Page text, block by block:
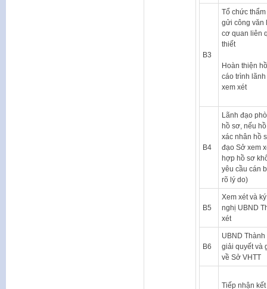
B3
Tổ chức
gửi công văn
cơ quan liên
thiết
Hoàn thiện
cáo trình
xem xét
B4
Lãnh đạo
hồ sơ, nếu
xác nhân hồ
đạo Sở xem
hợp hồ sơ
yêu cầu cán
rõ lý do)
B5
Xem xét và
nghị UBND
xét
B6
UBND
giải quyết và
về Sở VHTT
Tiếp nhận